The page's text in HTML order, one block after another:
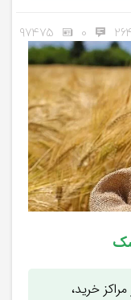
0
97475
خرید،